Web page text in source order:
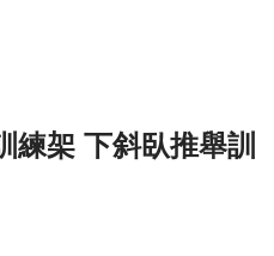
練架 下斜臥推舉訓